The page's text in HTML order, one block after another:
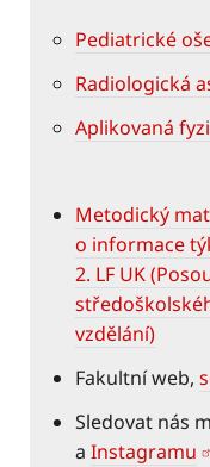
Pediatrické
Radiologická
Aplikovaná
Metodický
o informace
2. LF UK
vzdělání)
Fakultní web,
Sledovat nás
a Instagramu